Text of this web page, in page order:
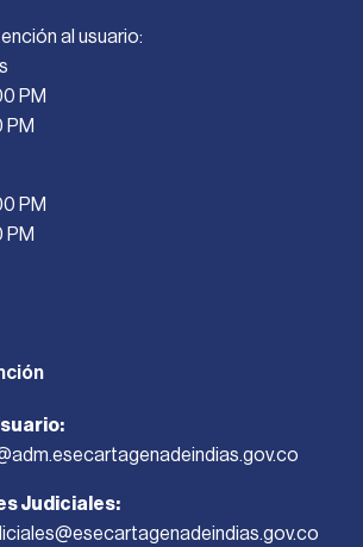
al usuario:
PM
PM
PM
PM
Judiciales: